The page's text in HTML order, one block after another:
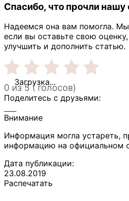
Спасибо, что прочли нашу
Надеемся она вам помогла.
если вы оставьте свою
улучшить и дополнить статью.
Загрузка...
0 из 5 ( голосов)
Поделитесь с друзьями:
Внимание
Информация могла устареть,
информацию на официальном
Дата публикации:
23.08.2019
Распечатать